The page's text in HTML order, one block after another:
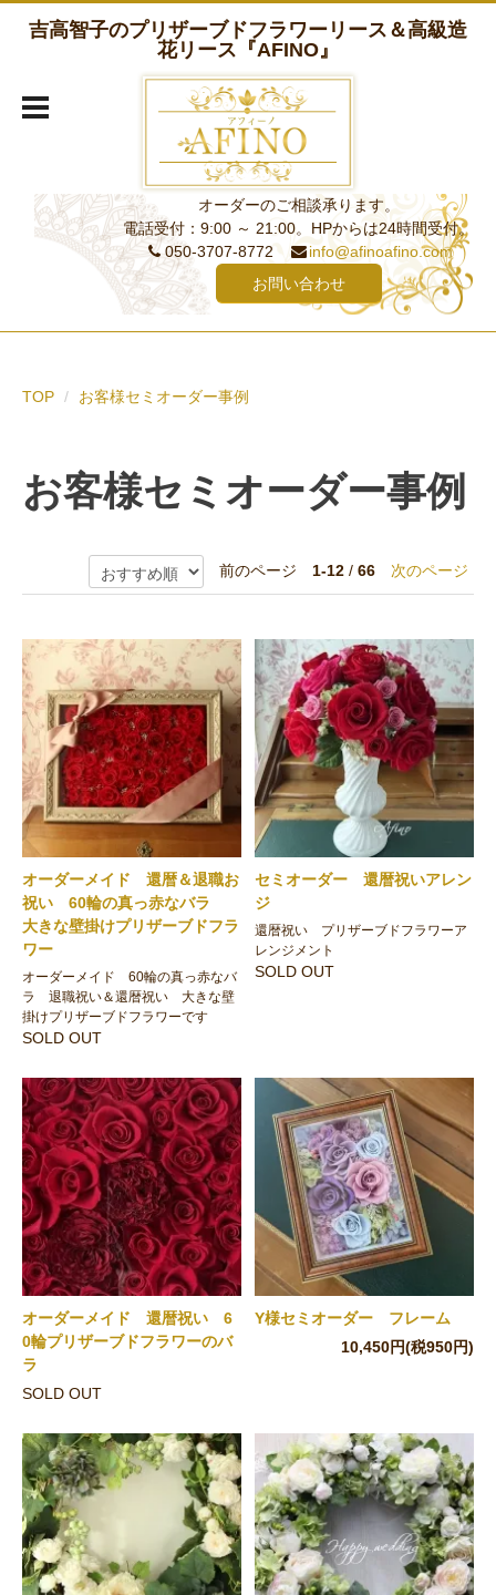
吉高智子のプリザーブドフラワーリース＆高級造
花リース『AFINO』
オーダーのご相談承ります。
電話受付：9:00 ～ 21:00。HPからは24時間受付。
050-3707-8772
info@afinoafino.com
お問い合わせ
TOP お客様セミオーダー事例
お客様セミオーダー事例
前のページ 1-12 / 66 次のページ
オーダーメイド 還暦＆退職お
祝い 60輪の真っ赤なバラ
大きな壁掛けプリザーブドフラ
ワー
オーダーメイド 60輪の真っ赤なバ
ラ 退職祝い＆還暦祝い 大きな壁
掛けプリザーブドフラワーです
SOLD OUT
セミオーダー 還暦祝いアレン
ジ
還暦祝い プリザーブドフラワーア
レンジメント
SOLD OUT
オーダーメイド 還暦祝い 6
0輪プリザーブドフラワーのバ
ラ
SOLD OUT
Y様セミオーダー フレーム
10,450円(税950円)